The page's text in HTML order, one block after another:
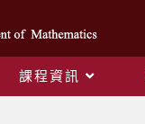
課程資訊